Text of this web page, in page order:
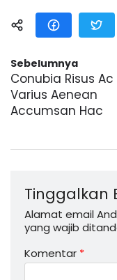
Sebelumnya
Conubia Risus Ac
Varius Aenean
Accumsan Hac
Tinggalkan
Alamat email
yang wajib
Komentar *